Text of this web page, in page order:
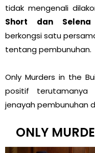
tidak mengenali
Short dan Selena
berkongsi satu
tentang pembunuhan.
Only Murders in the
positif terutamanya
jenayah pembunuhan
ONLY